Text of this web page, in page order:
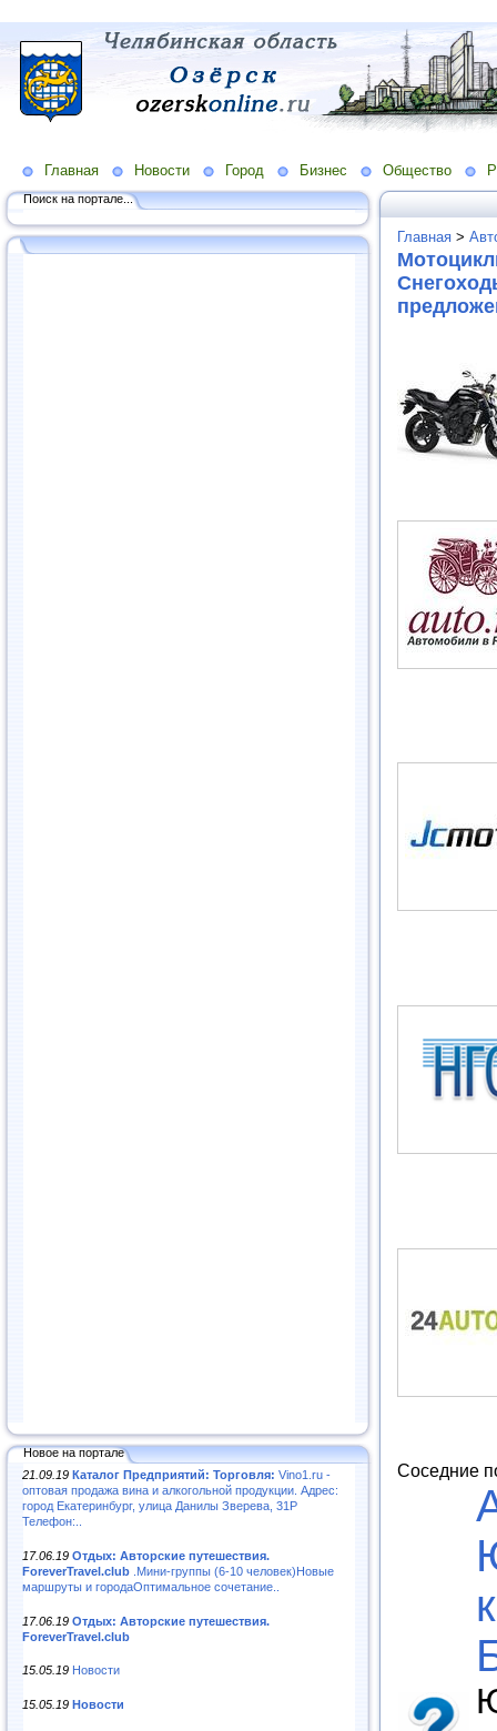
Главная Новости Город Бизнес Общество
Поиск на портале...
Новое на портале
21.09.19 Каталог Предприятий: Торговля: Vino1.ru -
оптовая продажа вина и алкогольной продукции. Адрес:
город Екатеринбург, улица Данилы Зверева, 31Р
Телефон:..
17.06.19 Отдых: Авторские путешествия.
ForeverTravel.club .Мини-группы (6-10 человек)Новые
маршруты и городаОптимальное сочетание..
17.06.19 Отдых: Авторские путешествия.
ForeverTravel.club
15.05.19 Новости
15.05.19 Новости
Главная >
Соседние